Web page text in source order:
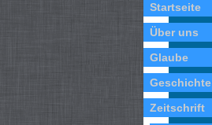
Startseite
Über uns
Glaube
Geschichte
Zeitschrift